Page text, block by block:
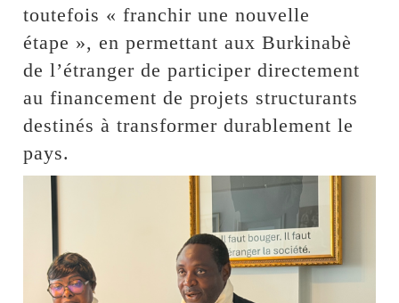
toutefois « franchir une nouvelle
étape », en permettant aux Burkinabè
de l’étranger de participer directement
au financement de projets structurants
destinés à transformer durablement le
pays.